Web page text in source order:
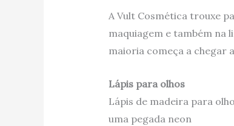
A Vult Cosmética trouxe
maquiagem e também na
maioria começa a chegar
Lápis para olhos
Lápis de madeira para
uma pegada neon